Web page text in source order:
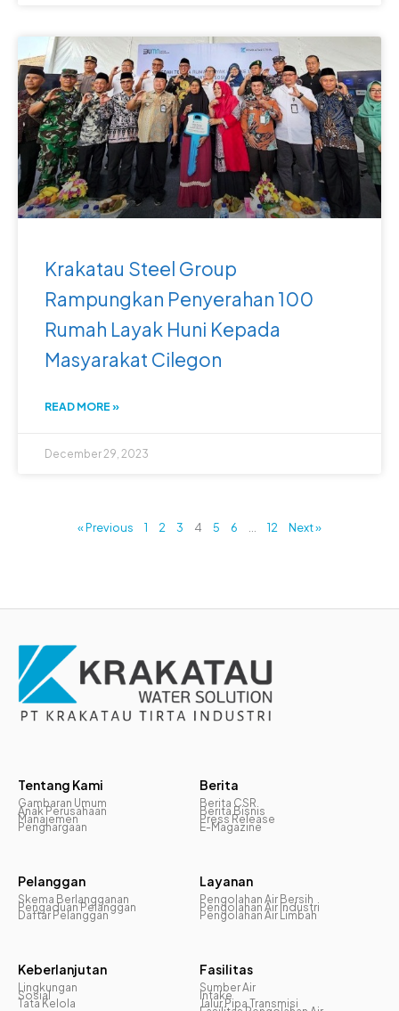
Krakatau Steel Group
Rampungkan Penyerahan 100
Rumah Layak Huni Kepada
Masyarakat Cilegon
READ MORE »
December 29, 2023
« Previous 1 2 3 4 5 6 12 Next »
Tentang Kami
Gambaran Umum
Anak Perusahaan
Manajemen
Penghargaan
Berita
Berita CSR
Berita Bisnis
Press Release
E-Magazine
Pelanggan
Skema Berlangganan
Pengaduan Pelanggan
Daftar Pelanggan
Layanan
Pengolahan Air Bersih
Pengolahan Air Industri
Pengolahan Air Limbah
Keberlanjutan
Lingkungan
Sosial
Tata Kelola
Fasilitas
Sumber Air
Intake
Jalur Pipa Transmisi